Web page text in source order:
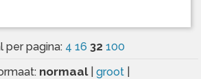
per pagina: 4 16 32 100
normaal groot